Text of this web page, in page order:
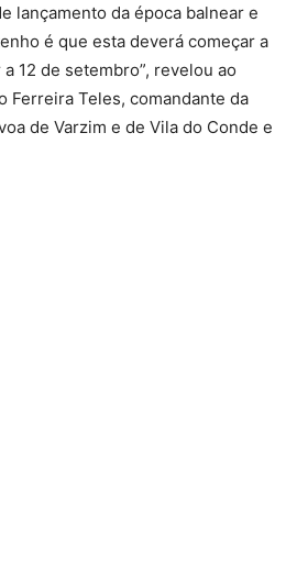
lançamento da época balnear e
é que esta deverá começar a
12 de setembro”, revelou ao
Ferreira Teles, comandante da
de Varzim e de Vila do Conde e